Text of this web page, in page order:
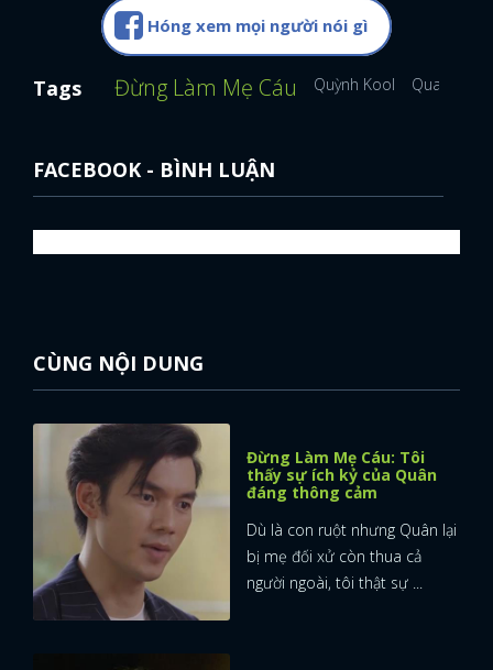
Hóng xem mọi người nói gì
Tags Đừng Làm Mẹ Cáu Quỳnh Kool Quang
FACEBOOK - BÌNH LUẬN
CÙNG NỘI DUNG
Đừng Làm Mẹ Cáu: Tôi
thấy sự ích kỷ của Quân
đáng thông cảm
Dù là con ruột nhưng Quân lại
bị mẹ đối xử còn thua cả
người ngoài, tôi thật sự ...